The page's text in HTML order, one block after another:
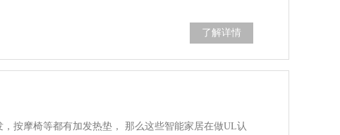
了解详情
按摩椅等都有加发热垫， 那么这些智能家居在做UL认